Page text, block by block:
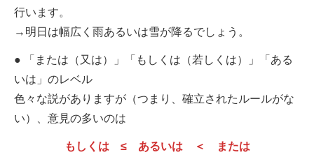
行います。
→明日は幅広く雨あるいは雪が降るでしょう。
● 「または（又は）」「もしくは（若しくは）」「ある
いは」のレベル
色々な説がありますが（つまり、確立されたルールがな
い）、意見の多いのは
もしくは ≤ あるいは ＜ または